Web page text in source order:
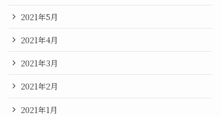
2021年5月
2021年4月
2021年3月
2021年2月
2021年1月